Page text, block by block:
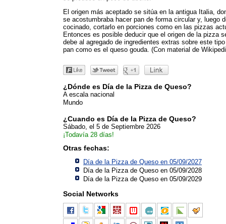
El origen más aceptado se sitúa en la antigua Italia,
se acostumbraba hacer pan de forma circular y, luego
cocinado, cortarlo en porciones como en las pizzas
Entonces es posible deducir que el origen de la pizza
debe al agregado de ingredientes extras sobre este
pan como es el queso gouda. (Con material de
¿Dónde es Día de la Pizza de Queso?
A escala nacional
Mundo
¿Cuando es Día de la Pizza de Queso?
Sábado, el 5 de Septiembre 2026
¡Todavía 28 días!
Otras fechas:
Día de la Pizza de Queso en 05/09/2027
Día de la Pizza de Queso en 05/09/2028
Día de la Pizza de Queso en 05/09/2029
Social Networks